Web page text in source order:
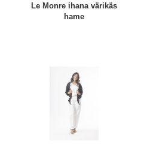
Le Monre ihana värikäs
hame